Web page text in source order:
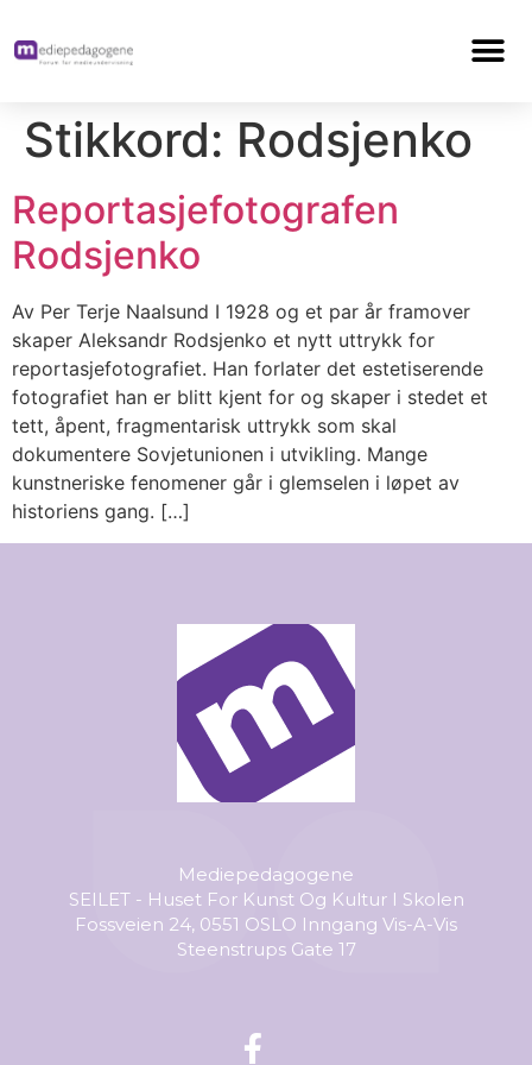
Stikkord: Rodsjenko
Reportasjefotografen
Rodsjenko
Av Per Terje Naalsund I 1928 og et par år framover
skaper Aleksandr Rodsjenko et nytt uttrykk for
reportasjefotografiet. Han forlater det estetiserende
fotografiet han er blitt kjent for og skaper i stedet et
tett, åpent, fragmentarisk uttrykk som skal
dokumentere Sovjetunionen i utvikling. Mange
kunstneriske fenomener går i glemselen i løpet av
historiens gang. […]
Mediepedagogene
SEILET - Huset For Kunst Og Kultur I Skolen
Fossveien 24, 0551 OSLO Inngang Vis-A-Vis
Steenstrups Gate 17